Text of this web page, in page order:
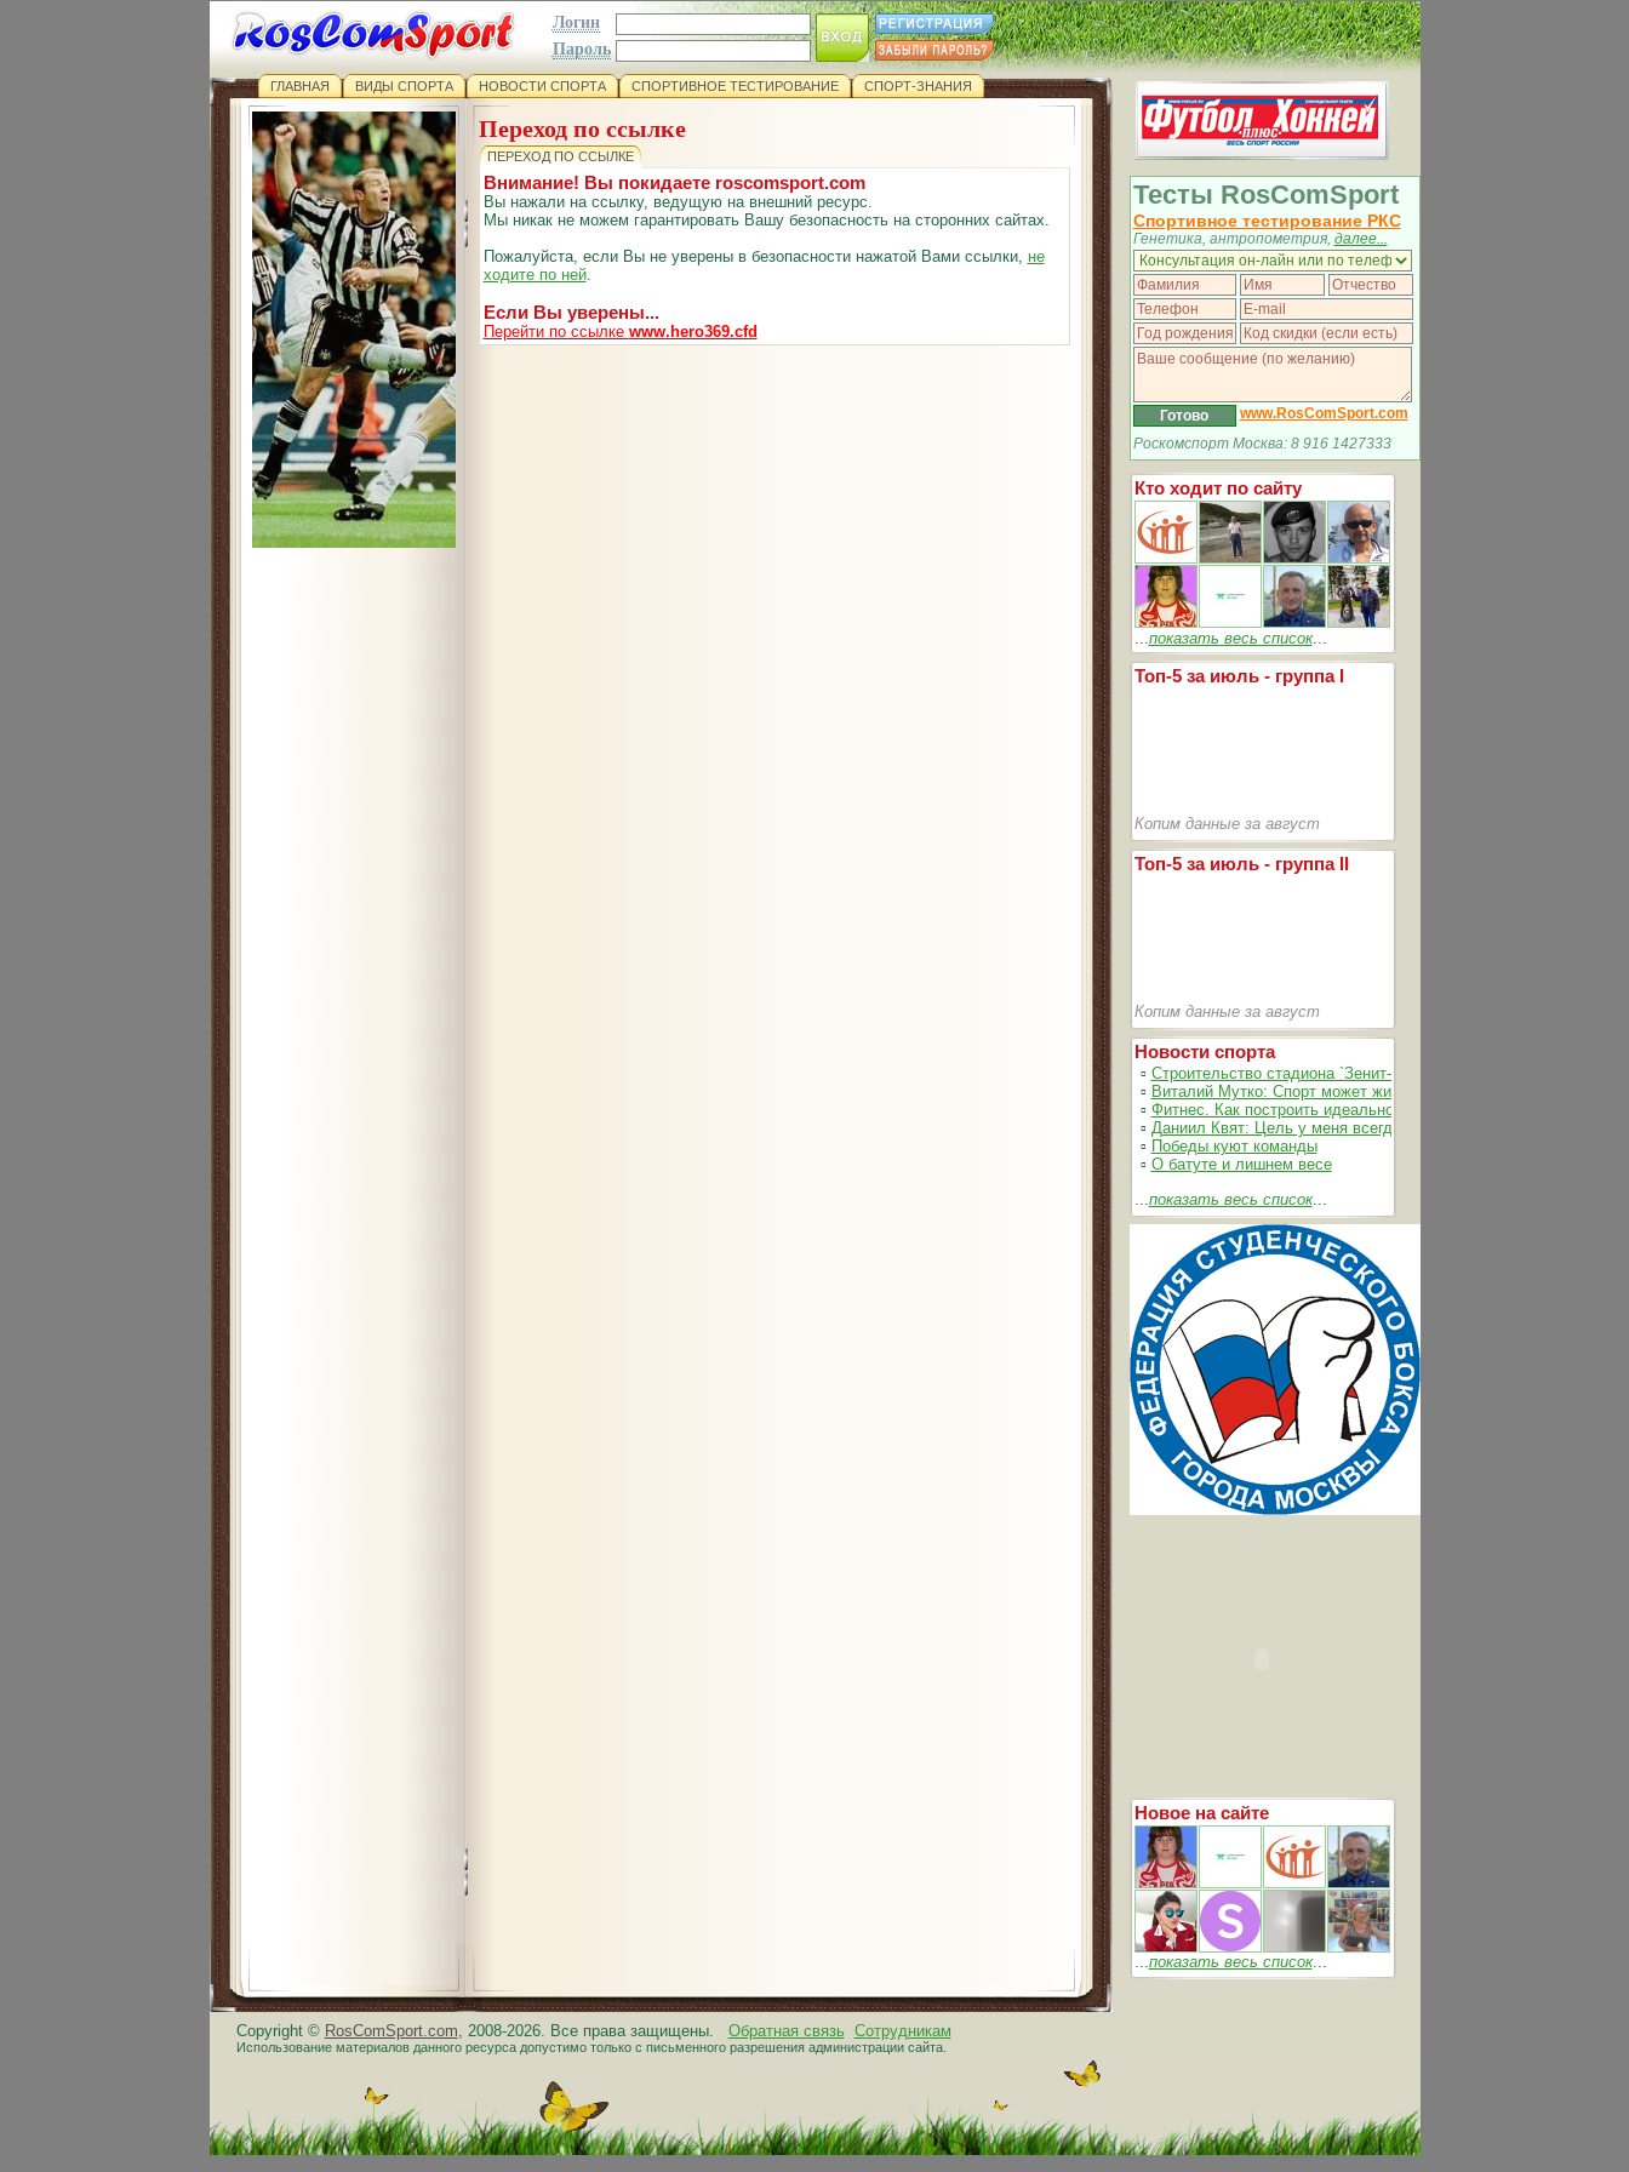
Логин
Пароль
ГЛАВНАЯ ВИДЫ СПОРТА НОВОСТИ СПОРТА СПОРТИВНОЕ ТЕСТИРОВАНИЕ СПОРТ-ЗНАНИЯ
Переход по ссылке
ПЕРЕХОД ПО ССЫЛКЕ
Внимание! Вы покидаете roscomsport.com
Вы нажали на ссылку, ведущую на внешний ресурс.
Мы никак не можем гарантировать Вашу безопасность на сторонних сайтах.
Пожалуйста, если Вы не уверены в безопасности нажатой Вами ссылки, не
ходите по ней.
Если Вы уверены...
Перейти по ссылке www.hero369.cfd
Copyright © RosComSport.com, 2008-2026. Все права защищены. Обратная связь Сотрудникам
Использование материалов данного ресурса допустимо только с письменного разрешения администрации сайта.
Тесты RosComSport
Спортивное тестирование РКС
Генетика, антропометрия, далее...
www.RosComSport.com
Роскомспорт Москва: 8 916 1427333
Кто ходит по сайту
...показать весь список...
Топ-5 за июль - группа I
Копим данные за август
Топ-5 за июль - группа II
Копим данные за август
Новости спорта
▫ Строительство стадиона `Зенит-Арена` идет согласно графика
▫ Виталий Мутко: Спорт может жить без допинга
▫ Фитнес. Как построить идеальное тело
▫ Даниил Квят: Цель у меня всегда одна – выжимать из себя и
▫ Победы куют команды
▫ О батуте и лишнем весе
...показать весь список...
Новое на сайте
...показать весь список...